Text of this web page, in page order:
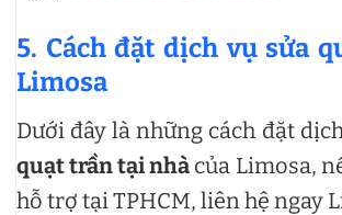
5. Cách đặt dịch vụ sửa
Limosa
Dưới đây là những cách đặt
quạt trần tại nhà của Limosa,
hỗ trợ tại TPHCM, liên hệ ngay